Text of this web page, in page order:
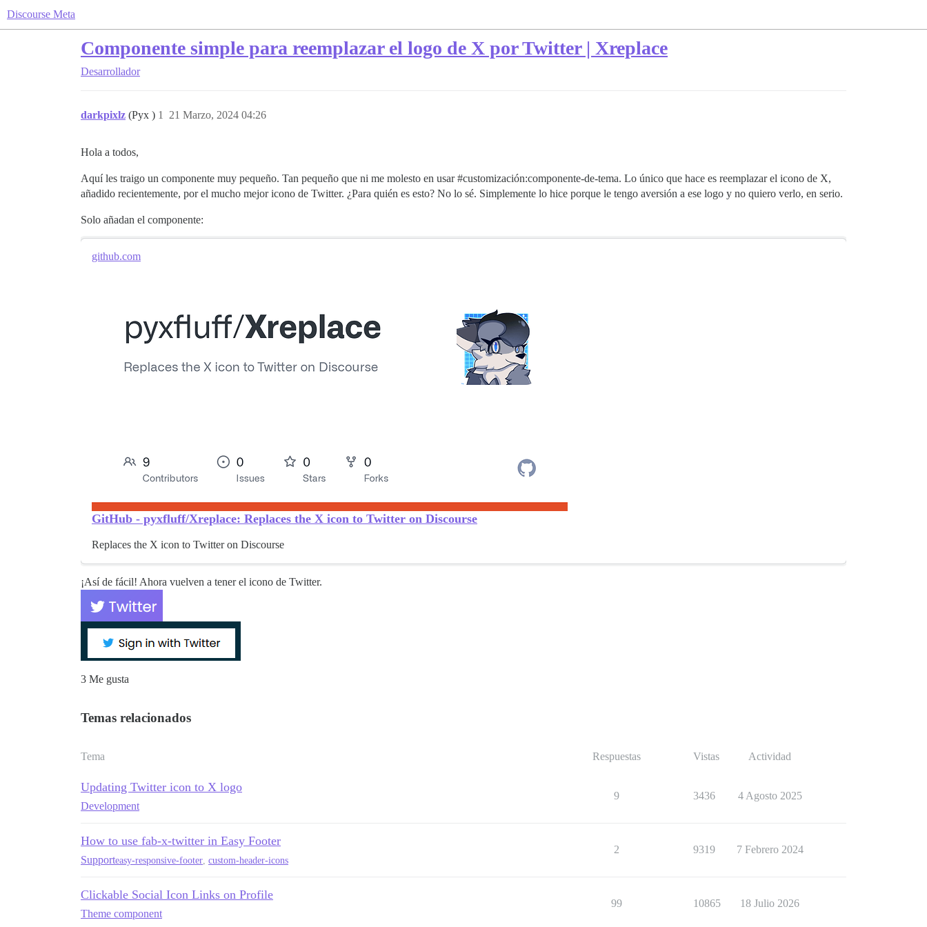
Discourse Meta
Componente simple para reemplazar el logo de X por Twitter | Xreplace
Desarrollador
darkpixlz (Pyx ) 21 Marzo, 2024 04:26
1
Hola a todos,
Aquí les traigo un componente muy pequeño. Tan pequeño que ni me molesto en usar#customización:componente-de-tema. Lo único que hace es reemplazar el icono de X,
añadido recientemente, por el mucho mejor icono de Twitter. ¿Para quién es esto? No lo sé. Simplemente lo hice porque le tengo aversión a ese logo y no quiero verlo, en serio.
Solo añadan el componente:
github.com
GitHub - pyxfluff/Xreplace: Replaces the X icon to Twitter on Discourse
Replaces the X icon to Twitter on Discourse
¡Así de fácil! Ahora vuelven a tener el icono de Twitter.
3 Me gusta
Temas relacionados
Tema Respuestas Vistas Actividad
Updating Twitter icon to X logo
Development
9 3436 4 Agosto 2025
How to use fab-x-twitter in Easy Footer
Supporteasy-responsive-footer custom-header-icons
2 9319 7 Febrero 2024
Clickable Social Icon Links on Profile
Theme component
99 10865 18 Julio 2026